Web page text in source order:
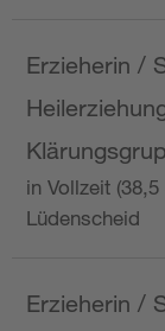
Erzieherin /
in Vollzeit
Lüdenscheid
Erzieherin /